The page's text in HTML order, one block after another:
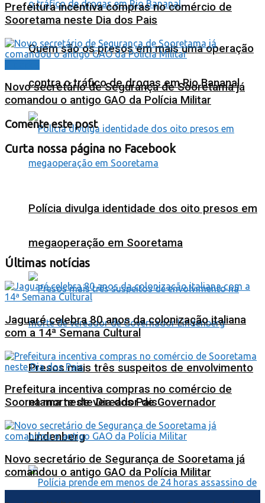
Quem são os presos em mais uma operação
contra o tráfico de drogas em Rio Bananal
Polícia divulga identidade dos oito presos em
megaoperação em Sooretama
Presos mais três suspeitos de envolvimento
na morte de vereador de Governador
Lindenberg
Prefeitura incentiva compras no comércio de
Sooretama neste Dia dos Pais
Novo secretário de Segurança de Sooretama já
comandou o antigo GAO da Polícia Militar
Comente este post
Curta nossa página no Facebook
Últimas notícias
Jaguaré celebra 80 anos da colonização italiana
com a 14ª Semana Cultural
Prefeitura incentiva compras no comércio de
Sooretama neste Dia dos Pais
Novo secretário de Segurança de Sooretama já
comandou o antigo GAO da Polícia Militar